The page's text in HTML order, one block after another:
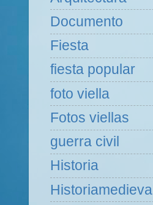
Documento
Fiesta
fiesta popular
foto viella
Fotos viellas
guerra civil
Historia
Historiamedieval